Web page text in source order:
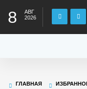
8
АВГ
2026
ГЛАВНАЯ